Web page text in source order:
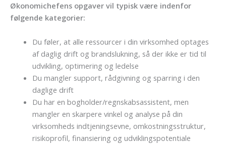
Økonomichefens opgaver vil typisk være indenfor
følgende kategorier:
Du føler, at alle ressourcer i din virksomhed optages
af daglig drift og brandslukning, så der ikke er tid til
udvikling, optimering og ledelse
Du mangler support, rådgivning og sparring i den
daglige drift
Du har en bogholder/regnskabsassistent, men
mangler en skarpere vinkel og analyse på din
virksomheds indtjeningsevne, omkostningsstruktur,
risikoprofil, finansiering og udviklingspotentiale